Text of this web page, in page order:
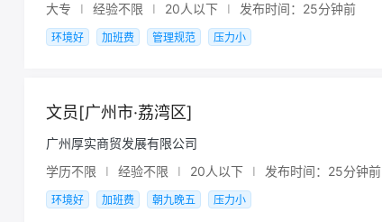
大专
I 经验不限 I 20人以下 I 发布时间：25分钟前
环境好 加班费 管理规范 压力小
文员[广州市·荔湾区]
广州厚实商贸发展有限公司
学历不限
I 经验不限 I 20人以下 I 发布时间：25分钟前
环境好 加班费 朝九晚五 压力小